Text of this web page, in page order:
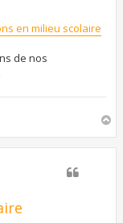
en milieu scolaire
de nos
a
u